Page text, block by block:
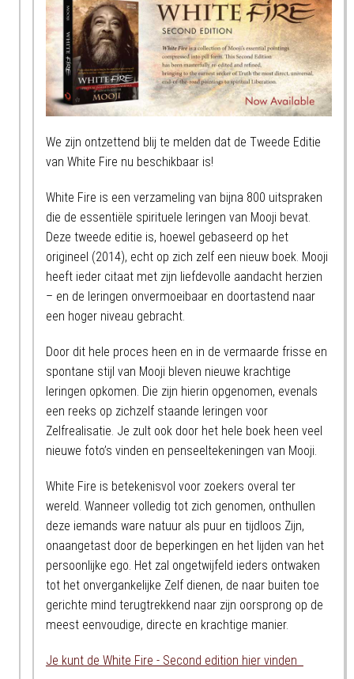
We zijn ontzettend blij te melden dat de Tweede Editie
van White Fire nu beschikbaar is!
White Fire is een verzameling van bijna 800 uitspraken
die de essentiële spirituele leringen van Mooji bevat.
Deze tweede editie is, hoewel gebaseerd op het
origineel (2014), echt op zich zelf een nieuw boek. Mooji
heeft ieder citaat met zijn liefdevolle aandacht herzien
– en de leringen onvermoeibaar en doortastend naar
een hoger niveau gebracht.
Door dit hele proces heen en in de vermaarde frisse en
spontane stijl van Mooji bleven nieuwe krachtige
leringen opkomen. Die zijn hierin opgenomen, evenals
een reeks op zichzelf staande leringen voor
Zelfrealisatie. Je zult ook door het hele boek heen veel
nieuwe foto’s vinden en penseeltekeningen van Mooji.
White Fire is betekenisvol voor zoekers overal ter
wereld. Wanneer volledig tot zich genomen, onthullen
deze iemands ware natuur als puur en tijdloos Zijn,
onaangetast door de beperkingen en het lijden van het
persoonlijke ego. Het zal ongetwijfeld ieders ontwaken
tot het onvergankelijke Zelf dienen, de naar buiten toe
gerichte mind terugtrekkend naar zijn oorsprong op de
meest eenvoudige, directe en krachtige manier.
Je kunt de White Fire - Second edition hier vinden